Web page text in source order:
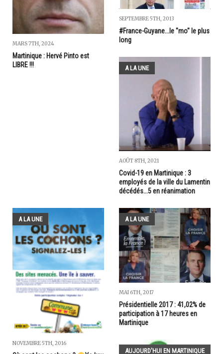
MARS 7TH, 2024
Martinique : Hervé Pinto est
LIBRE !!!
SEPTEMBRE 5TH, 2013
#France-Guyane...le "mo" le plus
long
A LA UNE
AOÛT 8TH, 2021
Covid-19 en Martinique : 3
employés de la ville du Lamentin
décédés...5 en réanimation
A LA UNE
NOVEMBRE 5TH, 2016
A LA UNE
MAI 6TH, 2017
Présidentielle 2017 : 41,02% de
participation à 17 heures en
Martinique
AUJOURD'HUI EN MARTINIQUE